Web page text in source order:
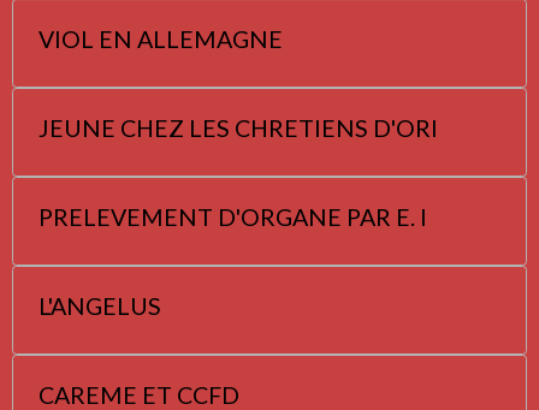
VIOL EN ALLEMAGNE
JEUNE CHEZ LES CHRETIENS D'ORI
PRELEVEMENT D'ORGANE PAR E. I
L'ANGELUS
CAREME ET CCFD